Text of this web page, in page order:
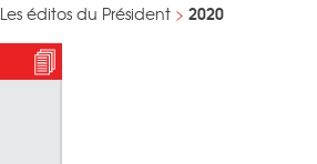
Les éditos du Président > 2020